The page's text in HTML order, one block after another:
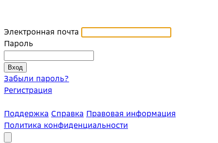
Электронная почта
Пароль
Забыли пароль?
Регистрация
Поддержка Справка Правовая информация
Политика конфиденциальности